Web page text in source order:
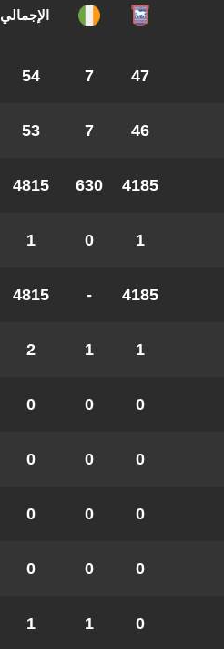
الإجمالي
47
7
54
46
7
53
4185
630
4815
1
0
1
4185
-
4815
1
1
2
0
0
0
0
0
0
0
0
0
0
0
0
0
1
1